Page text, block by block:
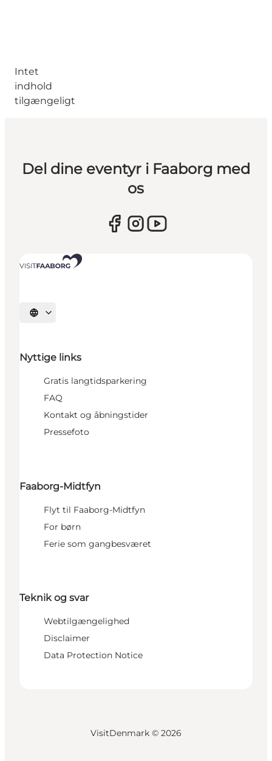
Intet
indhold
tilgængeligt
Del dine eventyr i Faaborg med
os
Vælg sprog
Nyttige links
Gratis langtidsparkering
FAQ
Kontakt og åbningstider
Pressefoto
Faaborg-Midtfyn
Flyt til Faaborg-Midtfyn
For børn
Ferie som gangbesværet
Teknik og svar
Webtilgængelighed
Disclaimer
Data Protection Notice
VisitDenmark © 2026